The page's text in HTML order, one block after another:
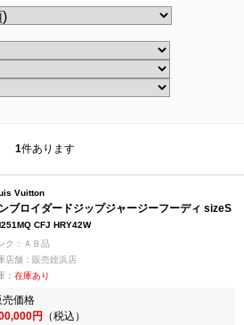
1件あります
Vuitton
ブロイダードジップジャージーフーディ sizeS
CFJ HRY42W
ク：ＡＢ品
店舗：販売姪浜店
： 在庫あり
売価格
円 （税込）